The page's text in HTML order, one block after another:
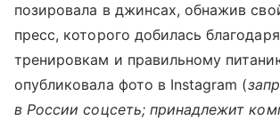
позировала в джинсах, обнажив
пресс, которого добилась
тренировкам и правильному
опубликовала фото в Instagram (
в России соцсеть; принадлежит